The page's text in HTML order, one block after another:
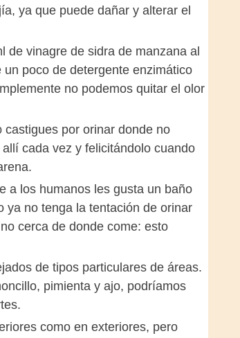
ya que puede dañar y alterar el
de vinagre de sidra de manzana al
poco de detergente enzimático
no podemos quitar el olor
por orinar donde no
cada vez y felicitándolo cuando
a los humanos les gusta un baño
ya no tenga la tentación de orinar
cerca de donde come: esto
de tipos particulares de áreas.
pimienta y ajo, podríamos
como en exteriores, pero